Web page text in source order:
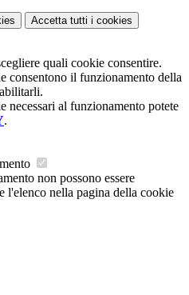
Accetta tutti i cookies
quali cookie consentire.
consentono il funzionamento della
necessari al funzionamento potete
.
non possono essere
l'elenco nella pagina della cookie